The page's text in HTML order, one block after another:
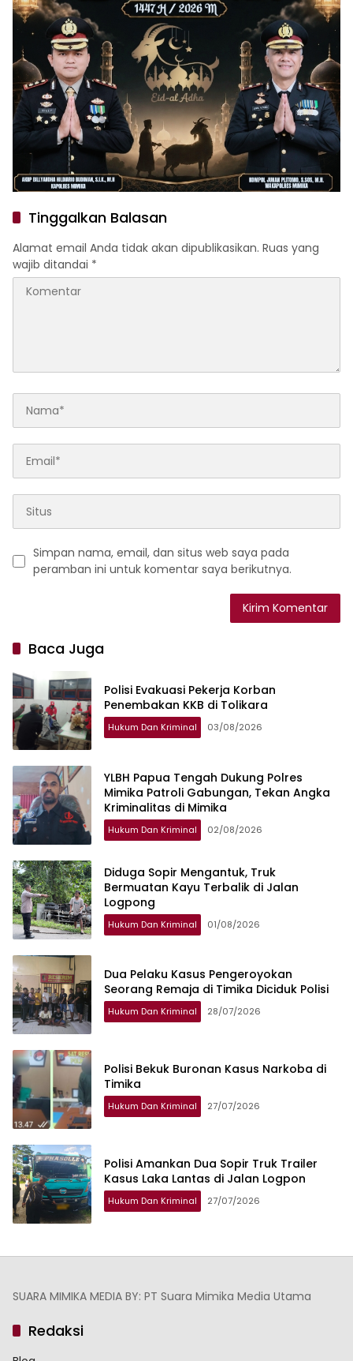
Tinggalkan Balasan
Alamat email Anda tidak akan dipublikasikan. Ruas yang
wajib ditandai *
Simpan nama, email, dan situs web saya pada
peramban ini untuk komentar saya berikutnya.
Baca Juga
Polisi Evakuasi Pekerja Korban
Penembakan KKB di Tolikara
Hukum Dan Kriminal 03/08/2026
YLBH Papua Tengah Dukung Polres
Mimika Patroli Gabungan, Tekan Angka
Kriminalitas di Mimika
Hukum Dan Kriminal 02/08/2026
Diduga Sopir Mengantuk, Truk
Bermuatan Kayu Terbalik di Jalan
Logpong
Hukum Dan Kriminal 01/08/2026
Dua Pelaku Kasus Pengeroyokan
Seorang Remaja di Timika Diciduk Polisi
Hukum Dan Kriminal 28/07/2026
Polisi Bekuk Buronan Kasus Narkoba di
Timika
Hukum Dan Kriminal 27/07/2026
Polisi Amankan Dua Sopir Truk Trailer
Kasus Laka Lantas di Jalan Logpon
Hukum Dan Kriminal 27/07/2026
SUARA MIMIKA MEDIA BY: PT Suara Mimika Media Utama
Redaksi